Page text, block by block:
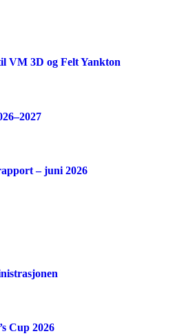
VM 3D og Felt Yankton
– juni 2026
Cup 2026